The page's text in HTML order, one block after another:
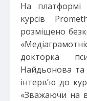
На платформі
курсів
розміщено
докторка
Найдьонова та
інтерв’ю до
«Зважаючи на